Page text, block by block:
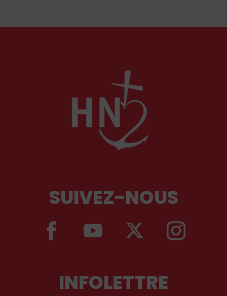
SUIVEZ-NOUS
INFOLETTRE